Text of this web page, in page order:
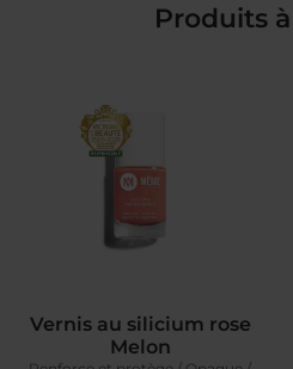
Produits
Vernis au silicium rose
Melon